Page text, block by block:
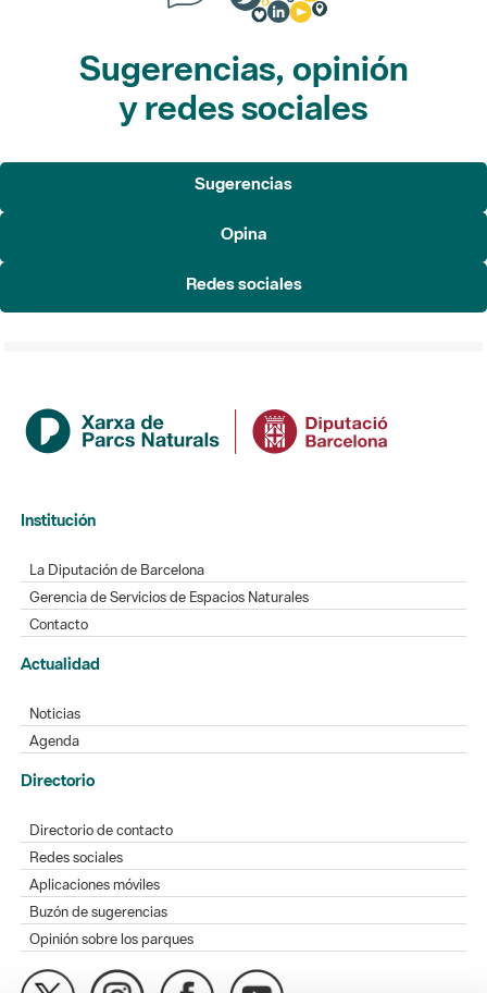
Sugerencias, opinión
y redes sociales
Sugerencias
Opina
Redes sociales
Institución
La Diputación de Barcelona
Gerencia de Servicios de Espacios Naturales
Contacto
Actualidad
Noticias
Agenda
Directorio
Directorio de contacto
Redes sociales
Aplicaciones móviles
Buzón de sugerencias
Opinión sobre los parques